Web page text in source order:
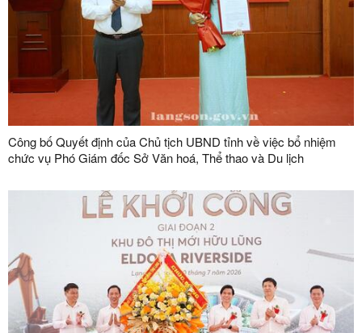
Công bố Quyết định của Chủ tịch UBND tỉnh về việc bổ nhiệm
chức vụ Phó Giám đốc Sở Văn hoá, Thể thao và Du lịch